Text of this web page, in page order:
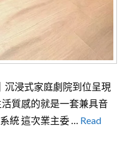
沉浸式家庭劇院到位呈現
質感的就是一套兼具音
統 這次業主委 … Read